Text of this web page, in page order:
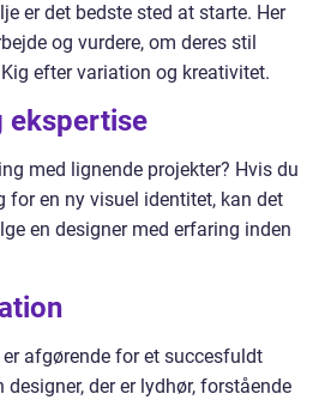
er det bedste sted at starte. Her
og vurdere, om deres stil
efter variation og kreativitet.
ekspertise
med lignende projekter? Hvis du
for en ny visuel identitet, kan det
en designer med erfaring inden
afgørende for et succesfuldt
der er lydhør, forstående